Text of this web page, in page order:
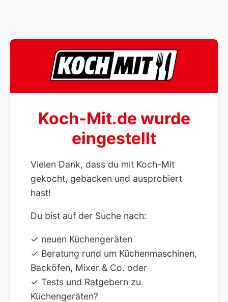
Koch-Mit.de wurde
eingestellt
Vielen Dank, dass du mit Koch-Mit
gekocht, gebacken und ausprobiert
hast!
Du bist auf der Suche nach:
✓ neuen Küchengeräten
✓ Beratung rund um Küchenmaschinen,
Backöfen, Mixer & Co. oder
✓ Tests und Ratgebern zu
Küchengeräten?